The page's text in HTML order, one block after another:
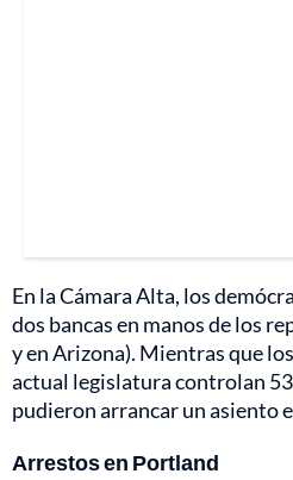
En la Cámara Alta, los
dos bancas en manos de los
y en Arizona). Mientras que
actual legislatura controlan 53
pudieron arrancar un asiento
Arrestos en Portland